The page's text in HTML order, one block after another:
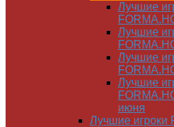
Лучшие
Лучшие
Лучшие
Лучшие
июня
Лучшие игроки